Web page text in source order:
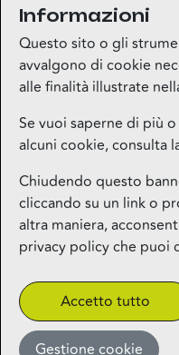
Informazioni
Questo sito o gli
avvalgono di cookie
alle finalità illustrate
Se vuoi saperne di più
alcuni cookie, consulta
Chiudendo questo
cliccando su un link o
altra maniera,
privacy policy che puoi
Accetto tutto
Gestione cookie
Contatti
More